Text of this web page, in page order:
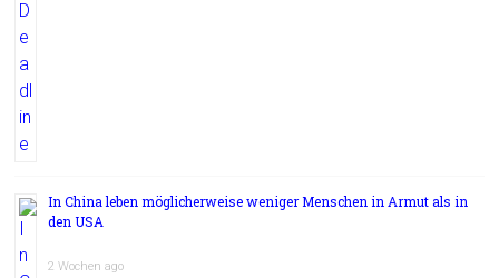
In China leben möglicherweise weniger Menschen in Armut als in
den USA
2 Wochen ago